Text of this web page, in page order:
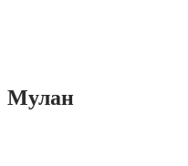
Мулан